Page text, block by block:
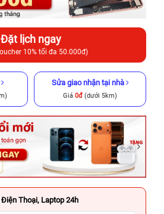
Đặt lịch ngay
10% tối đa 50.000đ)
Sửa giao nhận tại nhà
Giá 0đ (dưới 5km)
Thoại, Laptop 24h